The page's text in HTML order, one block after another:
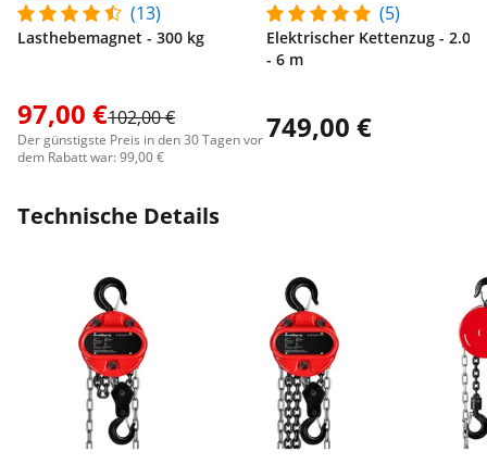
(13)
Lasthebemagnet - 300 kg
97,00 €102,00 €
Der günstigste Preis in den 30 Tagen vor
dem Rabatt war: 99,00 €
(5)
Elektrischer Kettenzug -
- 6 m
749,00 €
Technische Details